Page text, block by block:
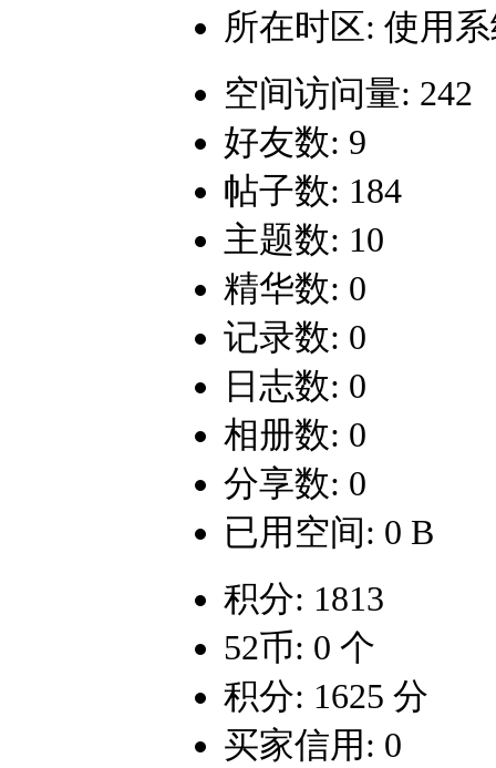
所在时区: 使用
空间访问量: 242
好友数: 9
帖子数: 184
主题数: 10
精华数: 0
记录数: 0
日志数: 0
相册数: 0
分享数: 0
已用空间: 0 B
积分: 1813
52币: 0 个
积分: 1625 分
买家信用: 0